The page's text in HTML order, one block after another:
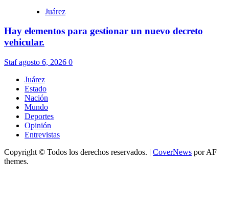
Juárez
Hay elementos para gestionar un nuevo decreto
vehicular.
Stafagosto 6, 2026 0
Juárez
Estado
Nación
Mundo
Deportes
Opinión
Entrevistas
Copyright © Todos los derechos reservados. | CoverNews por AF
themes.